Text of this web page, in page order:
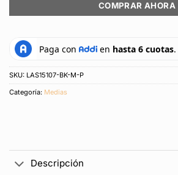
COMPRAR AHORA
SKU: LAS15107-BK-M-P
Categoría: Medias
Descripción